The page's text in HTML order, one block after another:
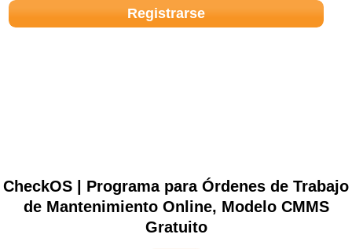
CheckOS | Programa para Órdenes de Trabajo
de Mantenimiento Online, Modelo CMMS
Gratuito